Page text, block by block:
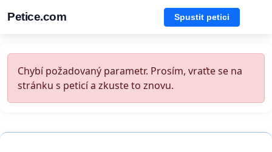
Petice.com Spustit petici
Chybí požadovaný parametr. Prosím, vraťte se na
stránku s peticí a zkuste to znovu.